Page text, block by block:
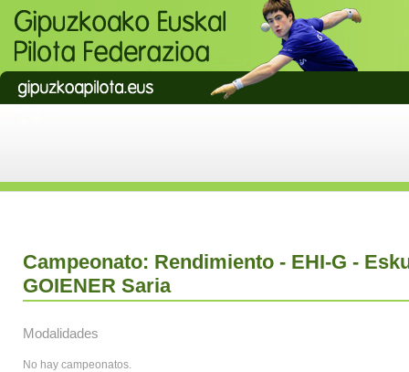
Campeonato: Rendimiento - EHI-G -
GOIENER Saria
Modalidades
No hay campeonatos.